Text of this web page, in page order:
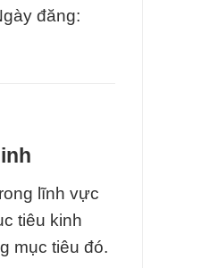
đăng:
lĩnh vực
tiêu kinh
mục tiêu đó.